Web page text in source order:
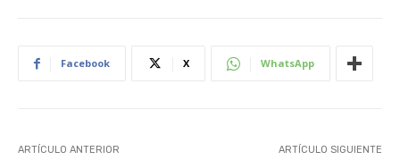
Facebook X WhatsApp
ARTÍCULO ANTERIOR ARTÍCULO SIGUIENTE